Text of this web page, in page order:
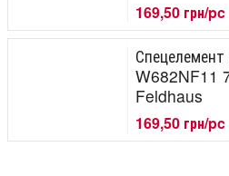
169,50 грн/pc
W682NF11
Feldhaus
169,50 грн/pc